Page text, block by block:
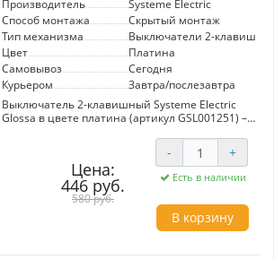
который станет надежным помощником в
организации пространства.
Производитель
Systeme Electric
Способ монтажа
Скрытый монтаж
Тип механизма
Выключатели 2-
Цвет
Платина
Самовывоз
Сегодня
Курьером
Завтра/послезавтра
Выключатель 2-клавишный Systeme Electric
Glossa в цвете платина (артикул GSL001251) –
освещением в вашем доме или офисе. Этот
механизм от Schneider Electric предназначен
для подключения к сетям с напряжением 250
В и током до 10 А, что обеспечивает надежную
работу. Особенностью данного выключателя
является возможность одновременно
управлять двумя источниками света с одного
использовании. Изготовленный из прочного
Цена:
446 руб.
580 руб.
- +
Есть в наличии
В корзину